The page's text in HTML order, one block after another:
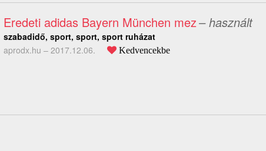
Eredeti adidas Bayern München mez– használt
szabadidő, sport, sport, sport ruházat
aprodx.hu – 2017.12.06. Kedvencekbe